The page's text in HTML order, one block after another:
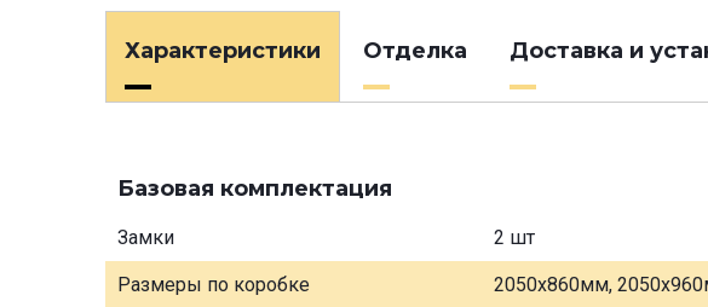
Характеристики Отделка Доставка и
Базовая комплектация
Замки 2 шт
Размеры по коробке 2050х860мм,